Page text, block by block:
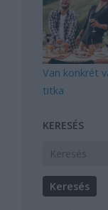
Van konkrét
titka
KERESÉS